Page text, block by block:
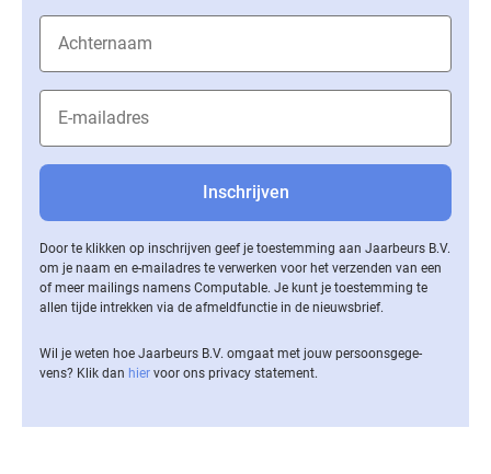
Door te klikken op inschrijven geef je toestemming aan Jaarbeurs B.V.
om je naam en e-mailadres te verwerken voor het verzenden van een
of meer mailings namens Computable. Je kunt je toestemming te
allen tijde intrekken via de af­meld­func­tie in de nieuwsbrief.
Wil je weten hoe Jaarbeurs B.V. omgaat met jouw per­soons­ge­ge­
vens? Klik dan hier voor ons privacy statement.